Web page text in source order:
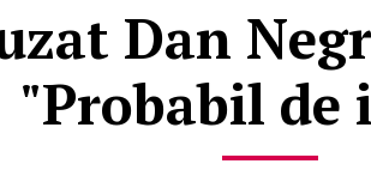
Dan
"Probabil de